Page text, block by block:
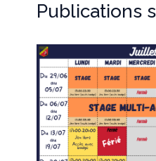
Publications